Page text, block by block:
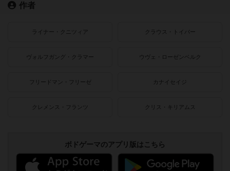
作者
ライナー・クニツィア クラウス・トイバー
ヴォルフガング・クラマー ウヴェ・ローゼンベルク
フリードマン・フリーゼ カナイセイジ
クレメンス・フランツ クリス・キリアムス
ボドゲーマのアプリ版はこちら